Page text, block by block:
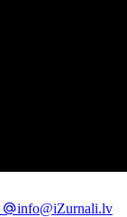
info@iZurnali.lv